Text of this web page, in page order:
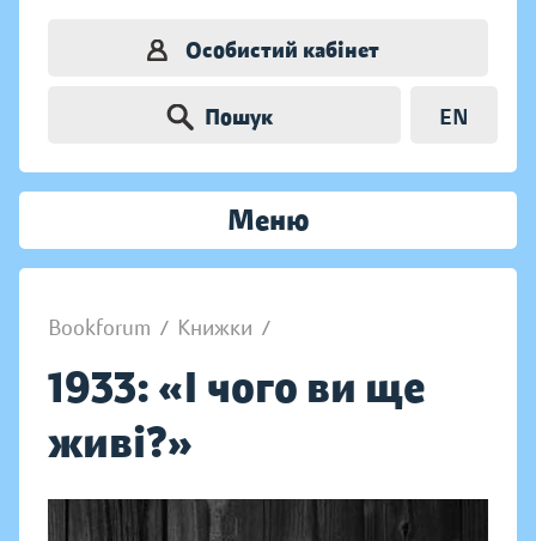
Особистий кабінет
Пошук EN
Меню
Bookforum / Книжки /
1933: «І чого ви ще
живі?»